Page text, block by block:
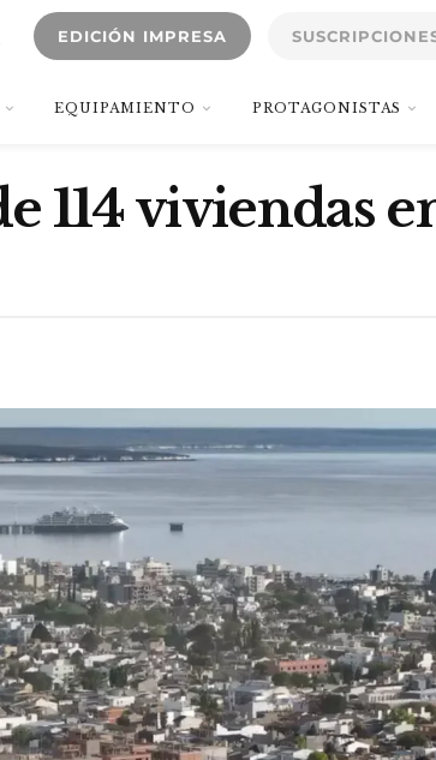
EDICIÓN IMPRESA
EQUIPAMIENTO PROTAGONISTAS
114 viviendas